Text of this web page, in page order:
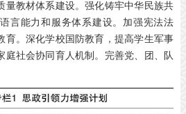
量教材体系建设。强化铸牢中华民族共
言能力和服务体系建设。加强宪法法
育。深化学校国防教育，提高学生军事
庭社会协同育人机制。完善党、团、队